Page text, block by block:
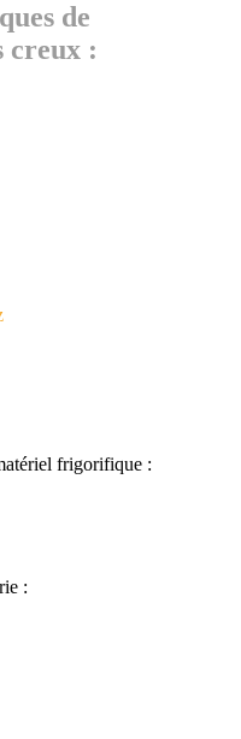
de
creux :
frigorifique :
: